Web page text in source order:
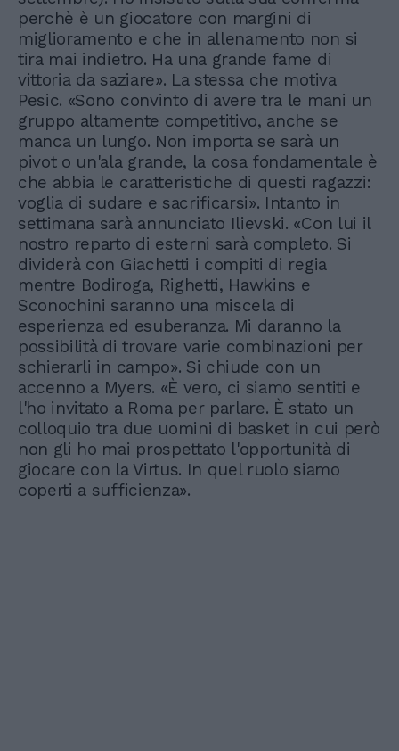
perchè è un giocatore con margini di
miglioramento e che in allenamento non si
tira mai indietro. Ha una grande fame di
vittoria da saziare». La stessa che motiva
Pesic. «Sono convinto di avere tra le mani un
gruppo altamente competitivo, anche se
manca un lungo. Non importa se sarà un
pivot o un'ala grande, la cosa fondamentale è
che abbia le caratteristiche di questi ragazzi:
voglia di sudare e sacrificarsi». Intanto in
settimana sarà annunciato Ilievski. «Con lui il
nostro reparto di esterni sarà completo. Si
dividerà con Giachetti i compiti di regia
mentre Bodiroga, Righetti, Hawkins e
Sconochini saranno una miscela di
esperienza ed esuberanza. Mi daranno la
possibilità di trovare varie combinazioni per
schierarli in campo». Si chiude con un
accenno a Myers. «È vero, ci siamo sentiti e
l'ho invitato a Roma per parlare. È stato un
colloquio tra due uomini di basket in cui però
non gli ho mai prospettato l'opportunità di
giocare con la Virtus. In quel ruolo siamo
coperti a sufficienza».